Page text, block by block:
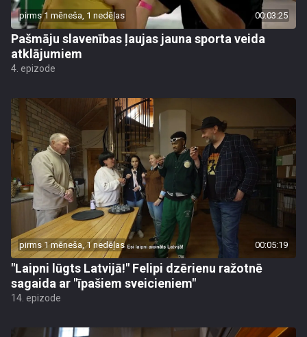
pirms 1 mēneša, 1 nedēļas 00:03:25
Pašmāju slavenības ļaujas jauna sporta veida
atklājumiem
4. epizode
pirms 1 mēneša, 1 nedēļas 00:05:19
"Laipni lūgts Latvijā!" Felipi dzērienu ražotnē
sagaida ar "īpašiem sveicieniem"
14. epizode